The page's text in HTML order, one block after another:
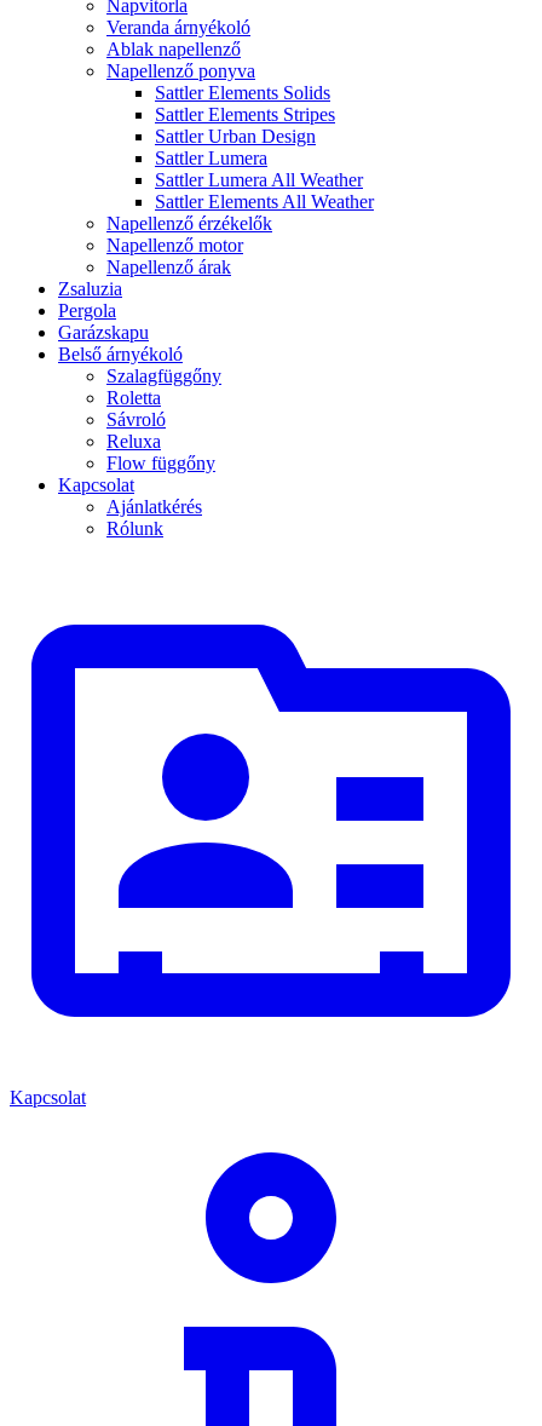
Napvitorla
Veranda árnyékoló
Ablak napellenző
Napellenző ponyva
Sattler Elements Solids
Sattler Elements Stripes
Sattler Urban Design
Sattler Lumera
Sattler Lumera All Weather
Sattler Elements All Weather
Napellenző érzékelők
Napellenző motor
Napellenző árak
Zsaluzia
Pergola
Garázskapu
Belső árnyékoló
Szalagfüggőny
Roletta
Sávroló
Reluxa
Flow függőny
Kapcsolat
Ajánlatkérés
Rólunk
Kapcsolat